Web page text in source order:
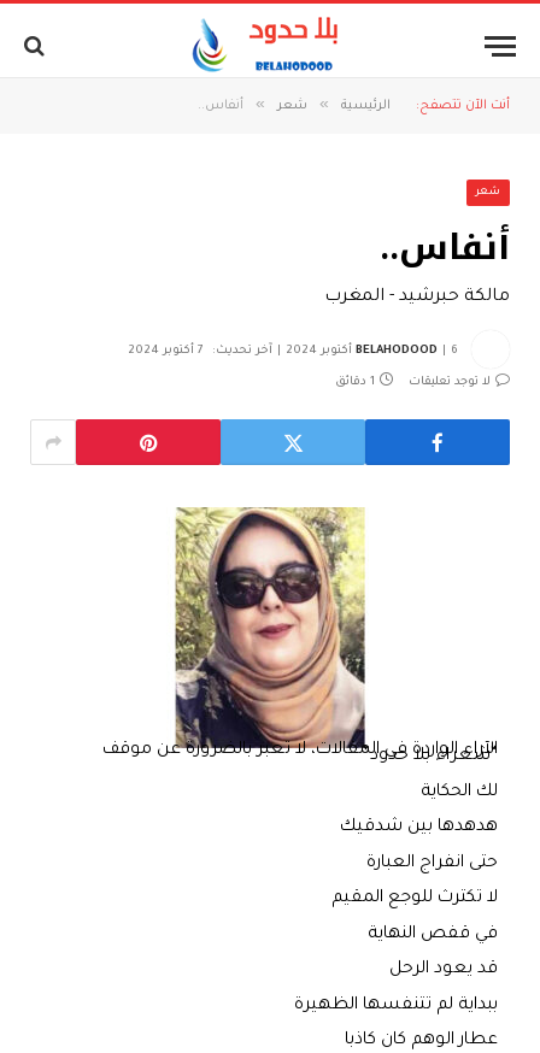
أنت الآن تتصفح: الرئيسية » شعر » أنفاس..
شعر
أنفاس..
مالكة حبرشيد - المغرب
BELAHODOOD 6 أكتوبر 2024 آخر تحديث: 7 أكتوبر 2024
لا توجد تعليقات 1 دقائق
الآراء الواردة في المقالات، لا تعبر بالضرورة عن موقف
“شعراء بلا حدود”
لك الحكاية
هدهدها بين شدقيك
حتى انفراج العبارة
لا تكترث للوجع المقيم
في قفص النهاية
قد يعود الرحل
ببداية لم تتنفسها الظهيرة
عطار الوهم كان كاذبا